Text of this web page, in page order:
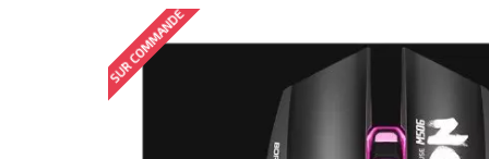
SUR COMMANDE